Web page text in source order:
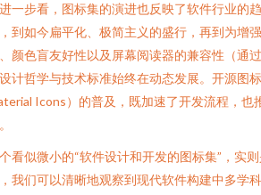
一步看，图标集的演进也反映了软件行业的
到如今扁平化、极简主义的盛行，再到为增
颜色盲友好性以及屏幕阅读器的兼容性（通
计哲学与技术标准始终在动态发展。开源图
Icons）的普及，既加速了开发流程，也
看似微小的“软件设计和开发的图标集”，实
我们可以清晰地观察到现代软件构建中多学